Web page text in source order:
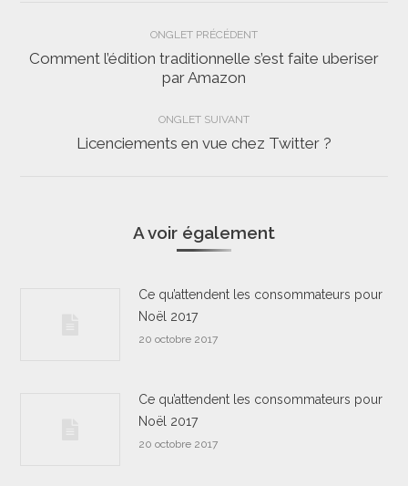
Navigation
de
commentaire
ONGLET PRÉCÉDENT
Onglet
Comment l’édition traditionnelle s’est faite uberiser
par Amazon
ONGLET SUIVANT
Onglet
Licenciements en vue chez Twitter ?
A voir également
Ce qu’attendent les consommateurs pour
Noël 2017
20 octobre 2017
Ce qu’attendent les consommateurs pour
Noël 2017
20 octobre 2017